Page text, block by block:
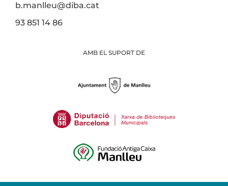
b.manlleu@diba.cat
93 851 14 86
AMB EL SUPORT DE